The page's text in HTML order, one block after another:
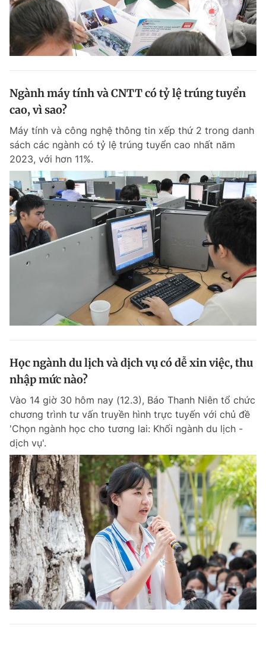
Ngành máy tính và CNTT có tỷ lệ trúng tuyển
cao, vì sao?
Máy tính và công nghệ thông tin xếp thứ 2 trong danh
sách các ngành có tỷ lệ trúng tuyển cao nhất năm
2023, với hơn 11%.
Học ngành du lịch và dịch vụ có dễ xin việc, thu
nhập mức nào?
Vào 14 giờ 30 hôm nay (12.3), Báo Thanh Niên tổ chức
chương trình tư vấn truyền hình trực tuyến với chủ đề
'Chọn ngành học cho tương lai: Khối ngành du lịch -
dịch vụ'.